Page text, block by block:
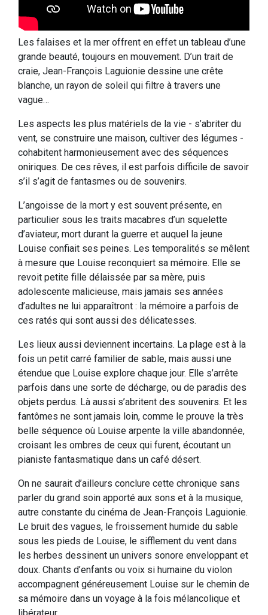
Les falaises et la mer offrent en effet un tableau d’une
grande beauté, toujours en mouvement. D’un trait de
craie, Jean-François Laguionie dessine une crête
blanche, un rayon de soleil qui filtre à travers une
vague…
Les aspects les plus matériels de la vie - s’abriter du
vent, se construire une maison, cultiver des légumes -
cohabitent harmonieusement avec des séquences
oniriques. De ces rêves, il est parfois difficile de savoir
s’il s’agit de fantasmes ou de souvenirs.
L’angoisse de la mort y est souvent présente, en
particulier sous les traits macabres d’un squelette
d’aviateur, mort durant la guerre et auquel la jeune
Louise confiait ses peines. Les temporalités se mêlent
à mesure que Louise reconquiert sa mémoire. Elle se
revoit petite fille délaissée par sa mère, puis
adolescente malicieuse, mais jamais ses années
d’adultes ne lui apparaîtront : la mémoire a parfois de
ces ratés qui sont aussi des délicatesses.
Les lieux aussi deviennent incertains. La plage est à la
fois un petit carré familier de sable, mais aussi une
étendue que Louise explore chaque jour. Elle s’arrête
parfois dans une sorte de décharge, ou de paradis des
objets perdus. Là aussi s’abritent des souvenirs. Et les
fantômes ne sont jamais loin, comme le prouve la très
belle séquence où Louise arpente la ville abandonnée,
croisant les ombres de ceux qui furent, écoutant un
pianiste fantasmatique dans un café désert.
On ne saurait d’ailleurs conclure cette chronique sans
parler du grand soin apporté aux sons et à la musique,
autre constante du cinéma de Jean-François Laguionie.
Le bruit des vagues, le froissement humide du sable
sous les pieds de Louise, le sifflement du vent dans
les herbes dessinent un univers sonore enveloppant et
doux. Chants d’enfants ou voix si humaine du violon
accompagnent généreusement Louise sur le chemin de
sa mémoire dans un voyage à la fois mélancolique et